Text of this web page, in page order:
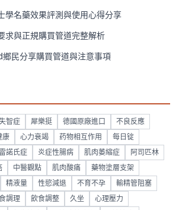
學名藥效果評測與使用心得分享
求與正規購買管道完整解析
民分享購買管道與注意事項
智症 犀樂挺 德國原廠進口 不良反應
康 心力衰竭 药物相互作用 每日锭
雷諾氏症 炎症性腸病 肌肉萎縮症 阿司匹林
中醫觀點 肌肉酸痛 藥物塗層支架
精液量 性慾減退 不育不孕 輸精管阻塞
調理 飲食調整 久坐 心理壓力